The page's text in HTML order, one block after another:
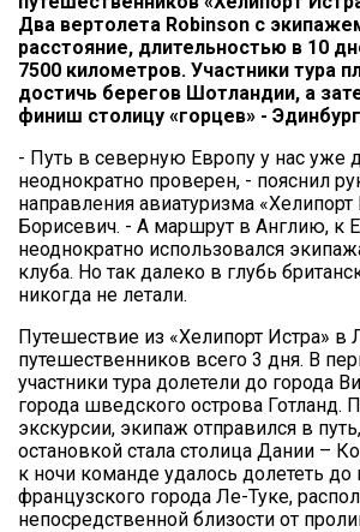
Два вертолета Robinson с
расстояние, длительностью в 10
7500 километров. Участники тура
достичь берегов Шотландии, а
финиш столицу «горцев» -
- Путь в северную Европу у нас уже
неоднократно проверен, - пояснил
направления авиатуризма
Борисевич. - А маршрут в Англию, к
неоднократно использовался
клуба. Но так далеко в глубь
никогда не летали.
Путешествие из «Хелипорт Истра» в
путешественников всего 3 дня. В
участники тура долетели до города
города шведского острова Готланд.
экскурсии, экипаж отправился в
остановкой стала столица Дании –
к ночи команде удалось долететь
французского города Ле-Туке,
непосредственной близости от